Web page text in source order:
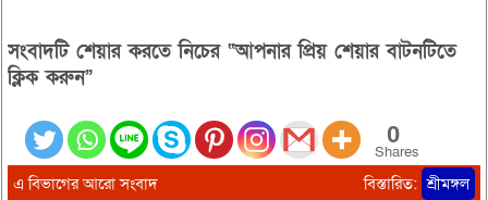
সংঘর্ষে সিএনজি দুমড়ে মুচড়ে যায়।
ঘটনাস্থলে সিএনজি চালক নিহত হয়।
এলাকার…
সংবাদটি শেয়ার করতে নিচের “আপনার প্রিয় শেয়ার বাটনটিতে
ক্লিক করুন”
0
Shares
এ বিভাগের আরো সংবাদ বিস্তারিত: শ্রীমঙ্গল